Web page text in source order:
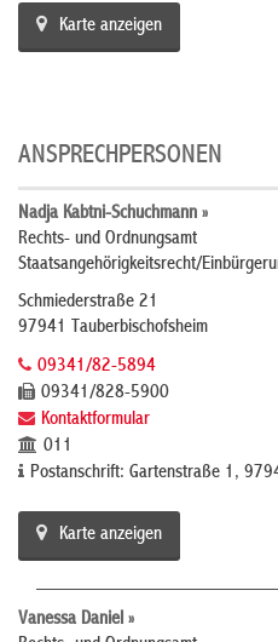
Karte anzeigen
ANSPRECHPERSONEN
Nadja Kabtni-Schuchmann »
Rechts- und Ordnungsamt
Staatsangehörigkeitsrecht/
Schmiederstraße 21
97941 Tauberbischofsheim
09341/82-5894
09341/828-5900
Kontaktformular
011
Postanschrift: Gartenstraße 1,
Karte anzeigen
Vanessa Daniel »